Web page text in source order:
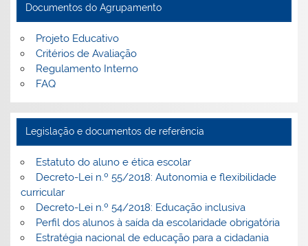
Documentos do Agrupamento
Projeto Educativo
Critérios de Avaliação
Regulamento Interno
FAQ
Legislação e documentos de referência
Estatuto do aluno e ética escolar
Decreto-Lei n.º 55/2018: Autonomia e flexibilidade
curricular
Decreto-Lei n.º 54/2018: Educação inclusiva
Perfil dos alunos à saída da escolaridade obrigatória
Estratégia nacional de educação para a cidadania